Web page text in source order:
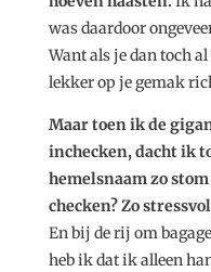
was daardoor
Want als je dan toch
lekker op je gemak
Maar toen ik de
inchecken, dacht ik
hemelsnaam zo
checken? Zo
En bij de rij om
heb ik dat ik alleen